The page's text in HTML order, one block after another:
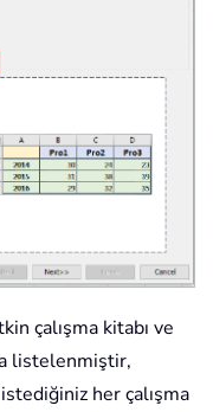
çalışma kitabı ve
listelenmiştir,
her çalışma